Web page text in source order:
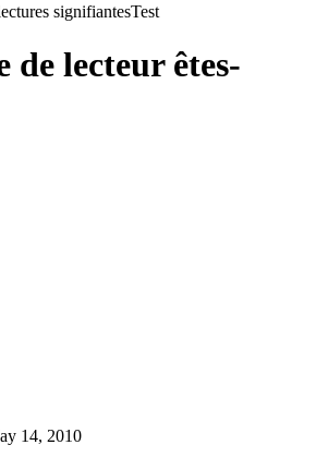
signifiantesTest
de lecteur êtes-
14, 2010